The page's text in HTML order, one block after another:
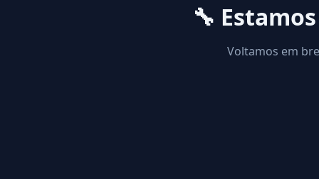
🔧
Voltamos em